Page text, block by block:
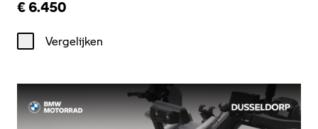
€ 6.450
Vergelijken